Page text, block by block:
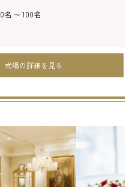
名 〜 100名
式場の詳細を見る